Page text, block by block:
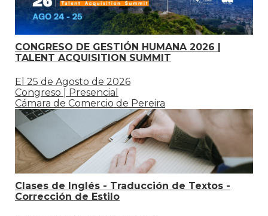
CONGRESO DE GESTIÓN HUMANA 2026 |
TALENT ACQUISITION SUMMIT
El 25 de Agosto de 2026
Congreso | Presencial
Cámara de Comercio de Pereira
Clases de Inglés - Traducción de Textos -
Corrección de Estilo